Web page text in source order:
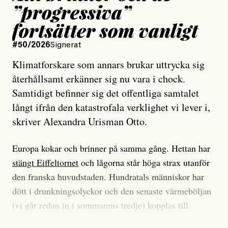
”progressiva”
fortsätter som vanligt
#50/2026Signerat
Klimatforskare som annars brukar uttrycka sig
återhållsamt erkänner sig nu vara i chock.
Samtidigt befinner sig det offentliga samtalet
långt ifrån den katastrofala verklighet vi lever i,
skriver Alexandra Urisman Otto.
Europa kokar och brinner på samma gång. Hettan har
stängt Eiffeltornet och lågorna står höga strax utanför
den franska huvudstaden. Hundratals människor har
dött i drunkningsolyckor och den senaste värmeböljan
(vi går redan in i sommarens tredje) kopplas till